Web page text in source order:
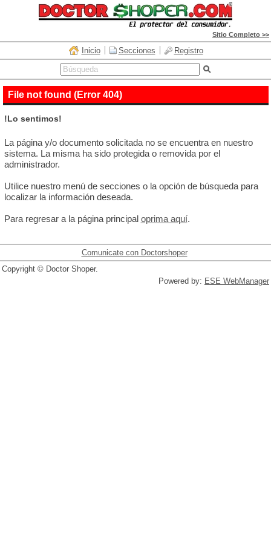
Sitio Completo >>
Inicio Secciones Registro
File not found (Error 404)
!Lo sentimos!
La página y/o documento solicitada no se encuentra en nuestro
sistema. La misma ha sido protegida o removida por el
administrador.
Utilice nuestro menú de secciones o la opción de búsqueda para
localizar la información deseada.
Para regresar a la página principal oprima aquí.
Comunicate con Doctorshoper
Copyright © Doctor Shoper.
Powered by: ESE WebManager